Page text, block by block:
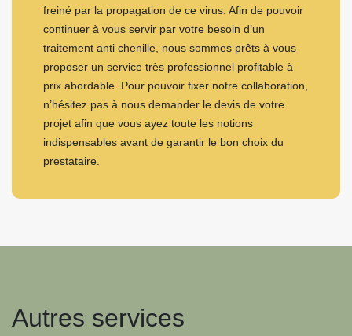
freiné par la propagation de ce virus. Afin de pouvoir
continuer à vous servir par votre besoin d’un
traitement anti chenille, nous sommes prêts à vous
proposer un service très professionnel profitable à
prix abordable. Pour pouvoir fixer notre collaboration,
n’hésitez pas à nous demander le devis de votre
projet afin que vous ayez toute les notions
indispensables avant de garantir le bon choix du
prestataire.
Autres services